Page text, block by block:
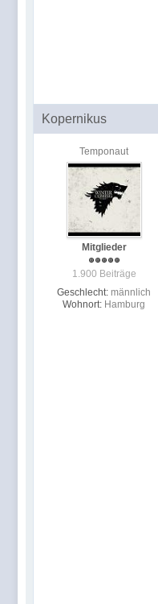
Kopernikus
Temponaut
Mitglieder
1.900 Beiträge
Geschlecht: männlich
Wohnort: Hamburg